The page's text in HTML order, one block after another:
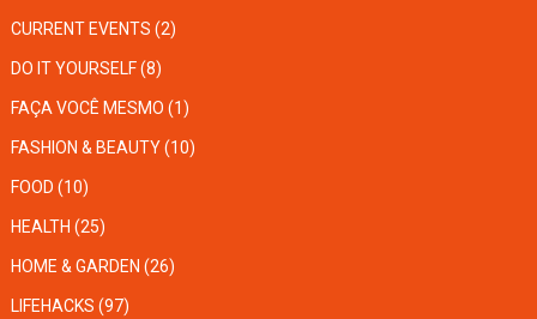
CURRENT EVENTS (2)
DO IT YOURSELF(8)
FAÇA VOCÊ MESMO (1)
FASHION & BEAUTY(10)
FOOD (10)
HEALTH (25)
HOME & GARDEN (26)
LIFEHACKS (97)